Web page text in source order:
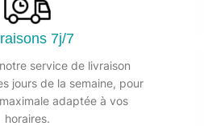
7j/7
service de livraison
jours de la semaine, pour
adaptée à vos
horaires.